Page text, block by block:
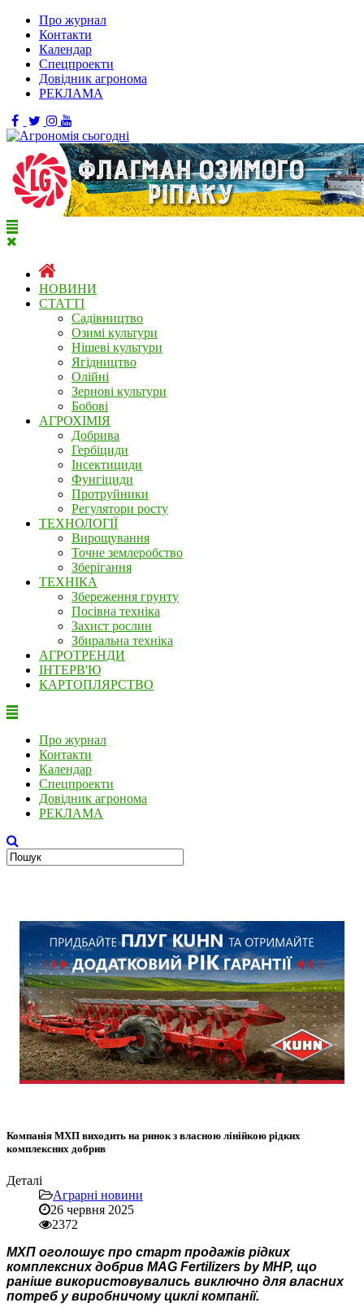
Про журнал
Контакти
Календар
Спецпроекти
Довідник агронома
РЕКЛАМА
НОВИНИ
СТАТТІ
Садівництво
Озимі культури
Нішеві культури
Ягідництво
Олійні
Зернові культури
Бобові
АГРОХІМІЯ
Добрива
Гербіциди
Інсектициди
Фунгіциди
Протруйники
Регулятори росту
ТЕХНОЛОГІЇ
Вирощування
Точне землеробство
Зберігання
ТЕХНІКА
Збереження грунту
Посівна техніка
Захист рослин
Збиральна техніка
АГРОТРЕНДИ
ІНТЕРВ'Ю
КАРТОПЛЯРСТВО
Про журнал
Контакти
Календар
Спецпроекти
Довідник агронома
РЕКЛАМА
Компанія МХП виходить на ринок з власною лінійкою рідких
комплексних добрив
Деталі
Аграрні новини
26 червня 2025
2372
МХП оголошує про старт продажів рідких
комплексних добрив MAG Fertilizers by MHP, що
раніше використовувались виключно для власних
потреб у виробничому циклі компанії.